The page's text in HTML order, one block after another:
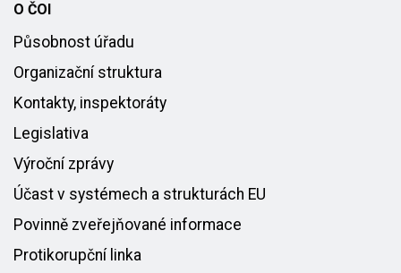
O ČOI
Působnost úřadu
Organizační struktura
Kontakty, inspektoráty
Legislativa
Výroční zprávy
Účast v systémech a strukturách EU
Povinně zveřejňované informace
Protikorupční linka